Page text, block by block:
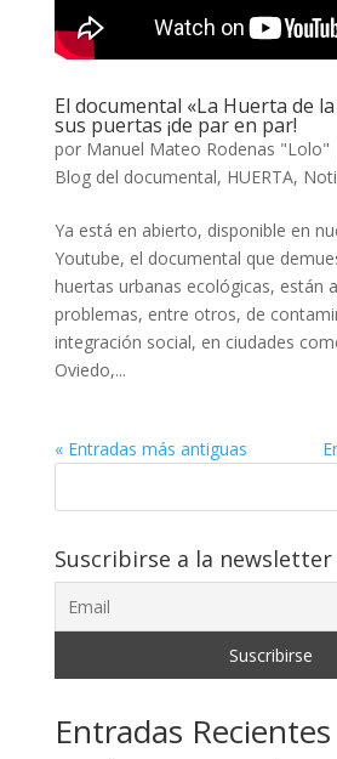
El documental «La Huerta de
sus puertas ¡de par en par!
por Manuel Mateo Rodenas "Lolo"
Blog del documental, HUERTA,
Ya está en abierto, disponible en
Youtube, el documental que
huertas urbanas ecológicas, están
problemas, entre otros, de
integración social, en ciudades
Oviedo,...
« Entradas más antiguas
Suscribirse a la newsletter
Entradas Recientes